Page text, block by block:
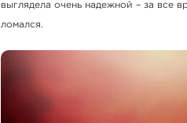
выглядела очень надежной – за все
ломался.